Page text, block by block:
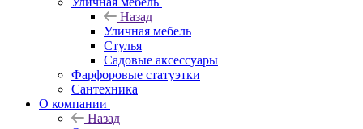
Назад
Уличная мебель
Стулья
Садовые аксессуары
Фарфоровые статуэтки
Сантехника
О компании
Назад